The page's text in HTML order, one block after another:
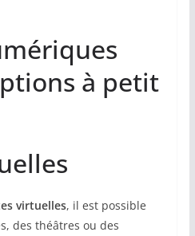
à petit
virtuelles, il est possible
des théâtres ou des